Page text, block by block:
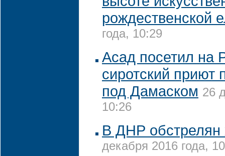
рождественской
года, 10:29
Асад посетил на
сиротский приют
под Дамаском 26
10:26
В ДНР
декабря 2016 года,